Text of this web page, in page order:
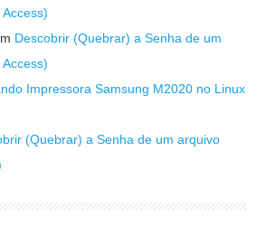
Descobrir (Quebrar) a Senha de um
Impressora Samsung M2020 no Linux
(Quebrar) a Senha de um arquivo